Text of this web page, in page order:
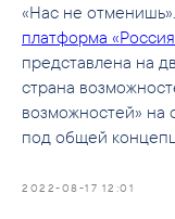
«Нас не
платформа
представлена на
страна
возможностей» на
под общей
2022-08-17 12:01